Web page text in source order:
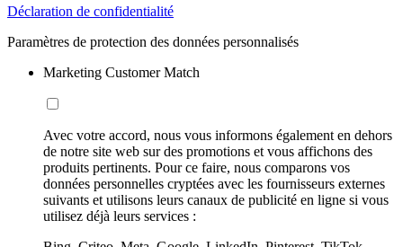
Déclaration de confidentialité
Paramètres de protection des données personnalisés
Marketing Customer Match
Avec votre accord, nous vous informons également en dehors
de notre site web sur des promotions et vous affichons des
produits pertinents. Pour ce faire, nous comparons vos
données personnelles cryptées avec les fournisseurs externes
suivants et utilisons leurs canaux de publicité en ligne si vous
utilisez déjà leurs services :